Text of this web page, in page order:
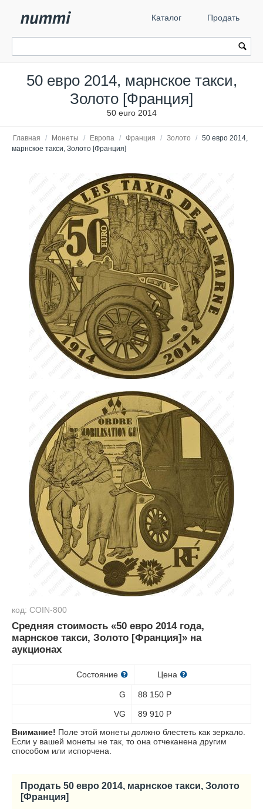
Каталог Продать
50 евро 2014, марнское такси,
Золото [Франция]
50 euro 2014
Главная / Монеты / Европа / Франция / Золото / 50 евро 2014,
марнское такси, Золото [Франция]
код: COIN-800
Средняя стоимость «50 евро 2014 года,
марнское такси, Золото [Франция]» на
аукционах
Состояние Цена
G 88 150 Р
VG 89 910 Р
Внимание! Поле этой монеты должно блестеть как зеркало.
Если у вашей монеты не так, то она отчеканена другим
способом или испорчена.
Продать 50 евро 2014, марнское такси, Золото
[Франция]